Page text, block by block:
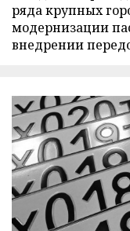
ряда крупных
модернизации
внедрении